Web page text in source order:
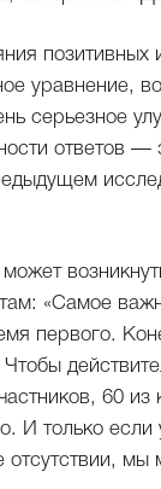
уравнение,
серьезное
ответов
«Самое
первого.
60
И только
мы